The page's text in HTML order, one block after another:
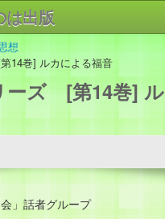
は出版
品
社情報
お問い合わせ
想
14巻] ルカによる福音
ーズ [第14巻]
会」話者グループ